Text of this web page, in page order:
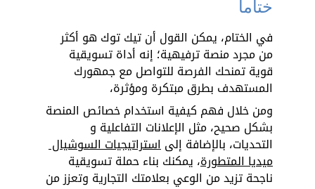
ختاماً
في الختام، يمكن القول أن تيك توك هو أكثر
من مجرد منصة ترفيهية؛ إنه أداة تسويقية
قوية تمنحك الفرصة للتواصل مع جمهورك
المستهدف بطرق مبتكرة ومؤثرة،
ومن خلال فهم كيفية استخدام خصائص المنصة
بشكل صحيح، مثل الإعلانات التفاعلية و
التحديات، بالإضافة إلى استراتيجيات السوشيال
ميديا المتطورة، يمكنك بناء حملة تسويقية
ناجحة تزيد من الوعي بعلامتك التجارية وتعزز من